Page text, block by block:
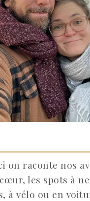
on raconte nos
les spots à
à vélo ou en